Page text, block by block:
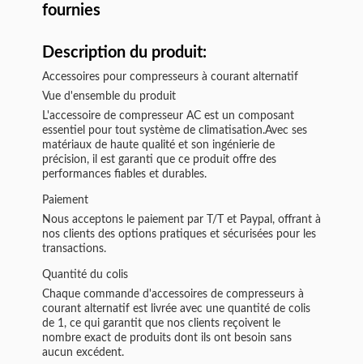
fournies
Description du produit:
Accessoires pour compresseurs à courant alternatif
Vue d'ensemble du produit
L'accessoire de compresseur AC est un composant
essentiel pour tout système de climatisation.Avec ses
matériaux de haute qualité et son ingénierie de
précision, il est garanti que ce produit offre des
performances fiables et durables.
Paiement
Nous acceptons le paiement par T/T et Paypal, offrant à
nos clients des options pratiques et sécurisées pour les
transactions.
Quantité du colis
Chaque commande d'accessoires de compresseurs à
courant alternatif est livrée avec une quantité de colis
de 1, ce qui garantit que nos clients reçoivent le
nombre exact de produits dont ils ont besoin sans
aucun excédent.